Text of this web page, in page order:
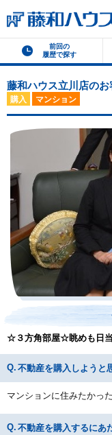
前回の
履歴で探す
藤和ハウス立川店のお
購入 マンション
☆３方角部屋☆眺めも日当
不動産を購入しようと
マンションに住みたかった
不動産を購入するにあ